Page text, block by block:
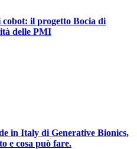
il progetto Bocia di
delle PMI
in Italy di Generative Bionics,
e cosa può fare.